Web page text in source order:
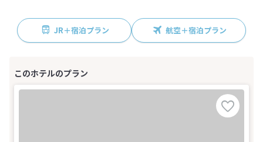
JR＋宿泊プラン 航空＋宿泊プラン